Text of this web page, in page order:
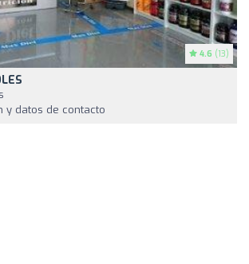
4.6 (13)
y datos de contacto